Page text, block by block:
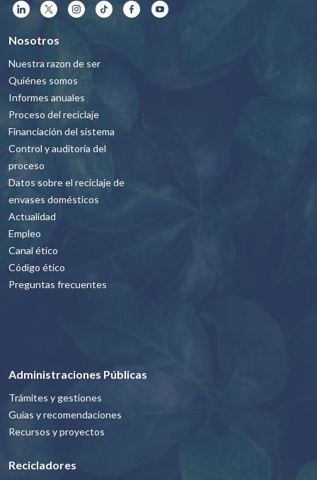
Nosotros
Nuestra razon de ser
Quiénes somos
Informes anuales
Proceso del reciclaje
Financiación del sistema
Control y auditoría del
proceso
Datos sobre el reciclaje de
envases domésticos
Actualidad
Empleo
Canal ético
Código ético
Preguntas frecuentes
Administraciones Públicas
Trámites y gestiones
Guías y recomendaciones
Recursos y proyectos
Recicladores